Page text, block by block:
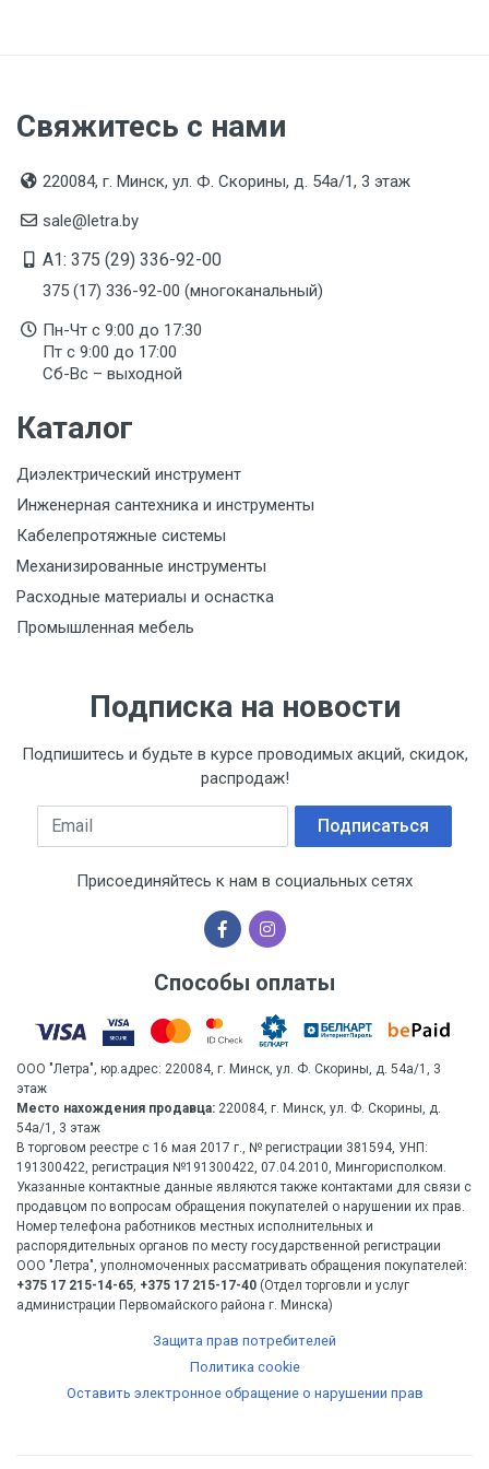
Свяжитесь с нами
220084, г. Минск, ул. Ф. Скорины, д. 54а/1, 3 этаж
sale@letra.by
A1: 375 (29) 336-92-00
375 (17) 336-92-00 (многоканальный)
Пн-Чт с 9:00 до 17:30
Пт с 9:00 до 17:00
Сб-Вс – выходной
Каталог
Диэлектрический инструмент
Инженерная сантехника и инструменты
Кабелепротяжные системы
Механизированные инструменты
Расходные материалы и оснастка
Промышленная мебель
Подписка на новости
Подпишитесь и будьте в курсе проводимых акций, скидок,
распродаж!
Email Подписаться
Присоединяйтесь к нам в социальных сетях
Способы оплаты
ООО "Летра", юр.адрес: 220084, г. Минск, ул. Ф. Скорины, д. 54а/1, 3
этаж
Место нахождения продавца: 220084, г. Минск, ул. Ф. Скорины, д.
54а/1, 3 этаж
В торговом реестре с 16 мая 2017 г., № регистрации 381594, УНП:
191300422, регистрация №191300422, 07.04.2010, Мингорисполком.
Указанные контактные данные являются также контактами для связи с
продавцом по вопросам обращения покупателей о нарушении их прав.
Номер телефона работников местных исполнительных и
распорядительных органов по месту государственной регистрации
ООО "Летра", уполномоченных рассматривать обращения покупателей:
+375 17 215-14-65, +375 17 215-17-40 (Отдел торговли и услуг
администрации Первомайского района г. Минска)
Защита прав потребителей
Политика cookie
Оставить электронное обращение о нарушении прав